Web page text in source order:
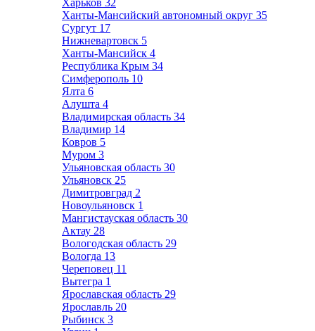
Харьков 32
Ханты-Мансийский автономный округ 35
Сургут 17
Нижневартовск 5
Ханты-Мансийск 4
Республика Крым 34
Симферополь 10
Ялта 6
Алушта 4
Владимирская область 34
Владимир 14
Ковров 5
Муром 3
Ульяновская область 30
Ульяновск 25
Димитровград 2
Новоульяновск 1
Мангистауская область 30
Актау 28
Вологодская область 29
Вологда 13
Череповец 11
Вытегра 1
Ярославская область 29
Ярославль 20
Рыбинск 3